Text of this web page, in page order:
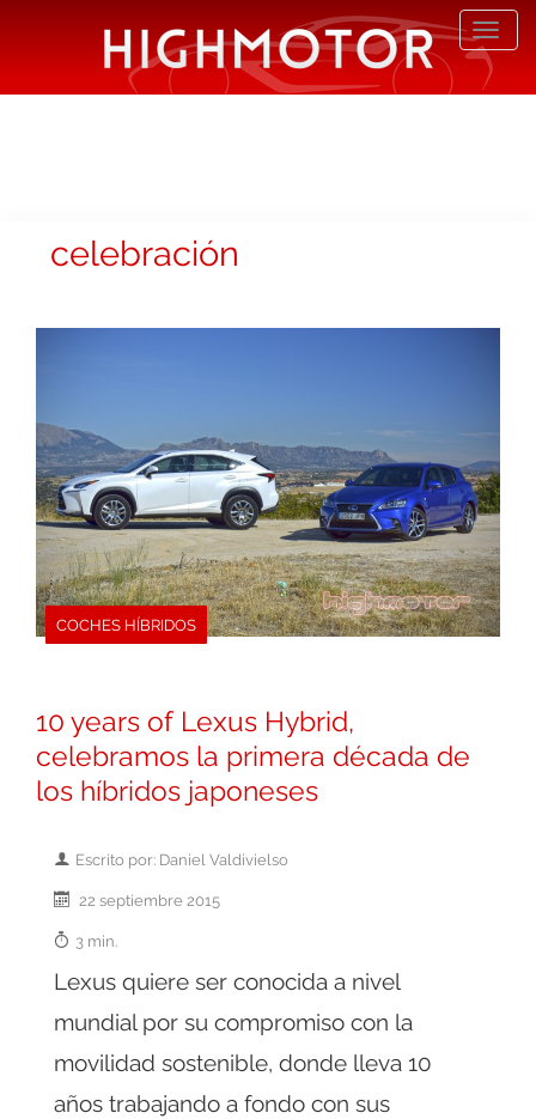
celebración
COCHES HÍBRIDOS
10 years of Lexus Hybrid,
celebramos la primera década de
los híbridos japoneses
Escrito por: Daniel Valdivielso
22 septiembre 2015
3 min.
Lexus quiere ser conocida a nivel
mundial por su compromiso con la
movilidad sostenible, donde lleva 10
años trabajando a fondo con sus